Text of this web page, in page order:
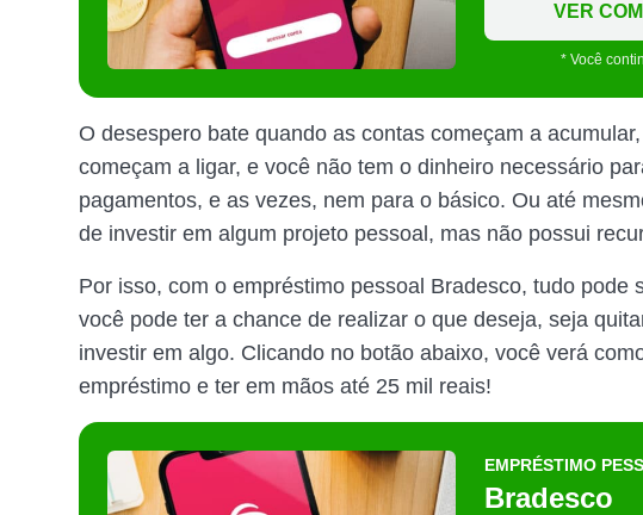
VER
* Você
O desespero bate quando as contas começam a
começam a ligar, e você não tem o dinheiro necessário
pagamentos, e as vezes, nem para o básico. Ou até
de investir em algum projeto pessoal, mas não possui
Por isso, com o empréstimo pessoal Bradesco, tudo pode
você pode ter a chance de realizar o que deseja, seja
investir em algo. Clicando no botão abaixo, você verá
empréstimo e ter em mãos até 25 mil reais!
EMPRÉSTIMO
Bradesco